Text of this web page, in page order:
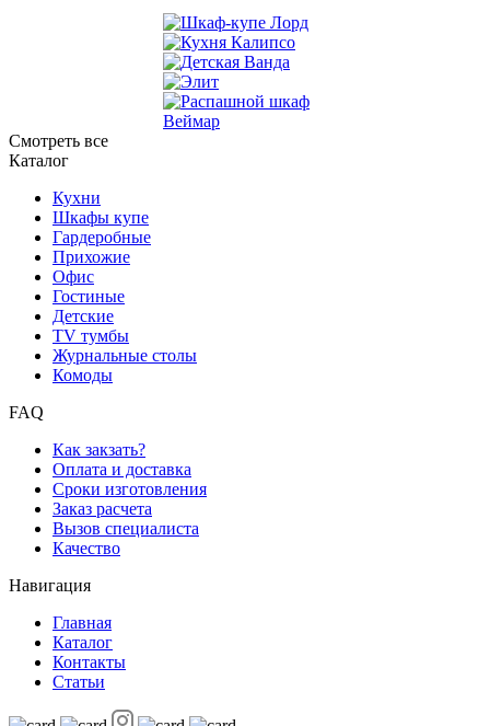
Смотреть все
Каталог
Кухни
Шкафы купе
Гардеробные
Прихожие
Офис
Гостиные
Детские
TV тумбы
Журнальные столы
Комоды
FAQ
Как закзать?
Оплата и доставка
Сроки изготовления
Заказ расчета
Вызов специалиста
Качество
Навигация
Главная
Каталог
Контакты
Статьи